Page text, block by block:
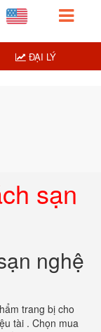
sạn
nghệ
trang bị cho
tài . Chọn mua
ĐẠI LÝ